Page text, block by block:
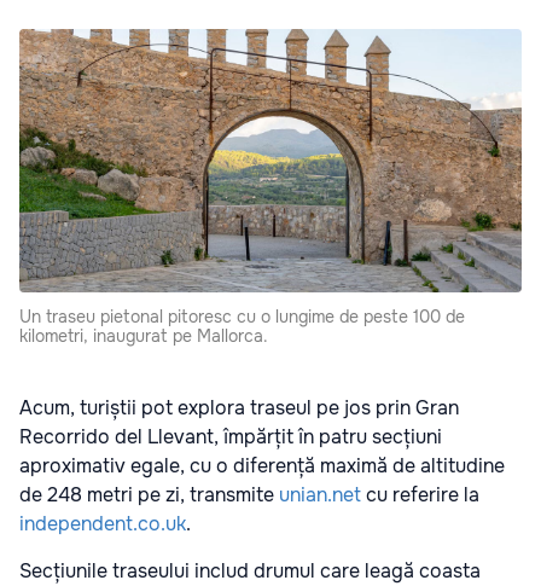
Un traseu pietonal pitoresc cu o lungime de peste 100 de
kilometri, inaugurat pe Mallorca.
Acum, turiștii pot explora traseul pe jos prin Gran
Recorrido del Llevant, împărțit în patru secțiuni
aproximativ egale, cu o diferență maximă de altitudine
de 248 metri pe zi, transmite unian.netcu referire la
independent.co.uk.
Secțiunile traseului includ drumul care leagă coasta